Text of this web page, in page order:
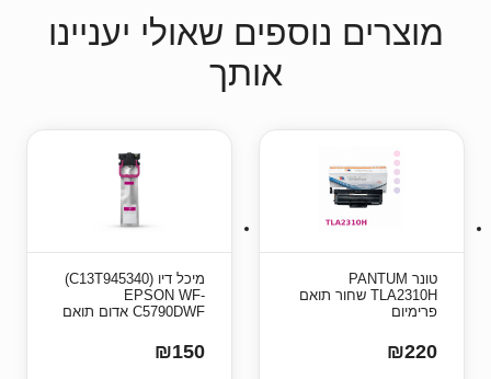
מוצרים נוספים שאולי יעניינו
אותך
טונר PANTUM
TLA2310H שחור תואם
פרימיום
₪220
מיכל דיו (C13T945340)
EPSON WF-
C5790DWF אדום תואם
₪150